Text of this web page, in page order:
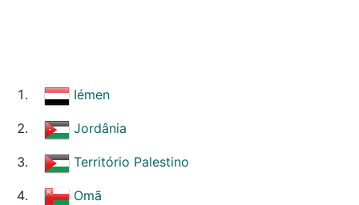
Iémen
Jordânia
Território Palestino
Omã